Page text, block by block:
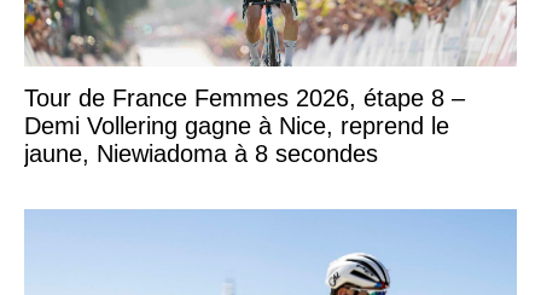
Tour de France Femmes 2026, étape 8 –
Demi Vollering gagne à Nice, reprend le
jaune, Niewiadoma à 8 secondes